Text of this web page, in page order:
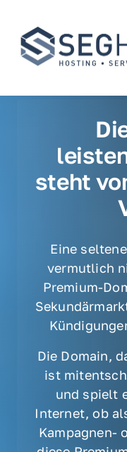
steht
Eine
vermutlich
Premium-
Die Domain,
ist
und spielt
Internet, ob
Kampagnen-